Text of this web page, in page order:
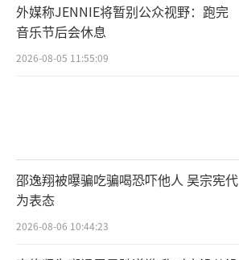
外媒称JENNIE将暂别公众视野：跑完
音乐节后会休息
2026-08-05 11:55:09
邵逸翔被曝骗吃骗喝恐吓他人 吴宗宪代
为表态
2026-08-06 10:44:23